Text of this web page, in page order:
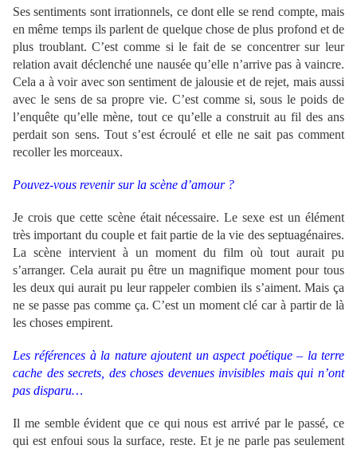
Ses sentiments sont irrationnels, ce dont elle se rend compte, mais
en même temps ils parlent de quelque chose de plus profond et de
plus troublant. C’est comme si le fait de se concentrer sur leur
relation avait déclenché une nausée qu’elle n’arrive pas à vaincre.
Cela a à voir avec son sentiment de jalousie et de rejet, mais aussi
avec le sens de sa propre vie. C’est comme si, sous le poids de
l’enquête qu’elle mène, tout ce qu’elle a construit au fil des ans
perdait son sens. Tout s’est écroulé et elle ne sait pas comment
recoller les morceaux.
Pouvez-vous revenir sur la scène d’amour ?
Je crois que cette scène était nécessaire. Le sexe est un élément
très important du couple et fait partie de la vie des septuagénaires.
La scène intervient à un moment du film où tout aurait pu
s’arranger. Cela aurait pu être un magnifique moment pour tous
les deux qui aurait pu leur rappeler combien ils s’aiment. Mais ça
ne se passe pas comme ça. C’est un moment clé car à partir de là
les choses empirent.
Les références à la nature ajoutent un aspect poétique – la terre
cache des secrets, des choses devenues invisibles mais qui n’ont
pas disparu…
Il me semble évident que ce qui nous est arrivé par le passé, ce
qui est enfoui sous la surface, reste. Et je ne parle pas seulement